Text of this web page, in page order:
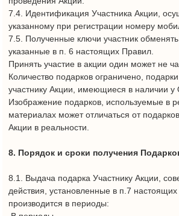
Участниками Акции, кроме случаев, предусмотренных
настоящими Правилами.
9.12. Факт участия в Акции означает ознакомление и полное
согласие Участников Акции с настоящими Правилами.
9.13. Во всем, что не предусмотрено настоящими Условиями
Организатор Акции и Участники Акции руководствуются